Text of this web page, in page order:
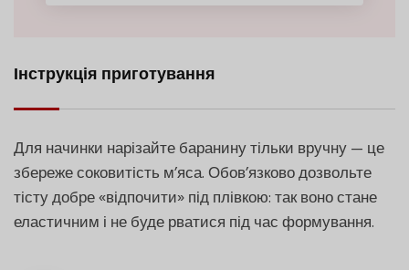
Інструкція приготування
Для начинки нарізайте баранину тільки вручну — це
збереже соковитість м’яса. Обов’язково дозвольте
тісту добре «відпочити» під плівкою: так воно стане
еластичним і не буде рватися під час формування.